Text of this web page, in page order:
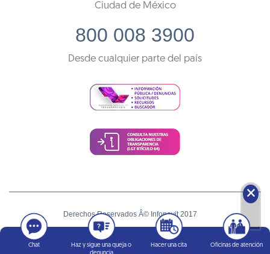
Ciudad de México
800 008 3900
Desde cualquier parte del país
Derechos Reservados Â© Infonavit 2017
Términos y condiciones
🗙
Chat
Haz y sigue una queja o
Hacer una cita Oficinas de atención